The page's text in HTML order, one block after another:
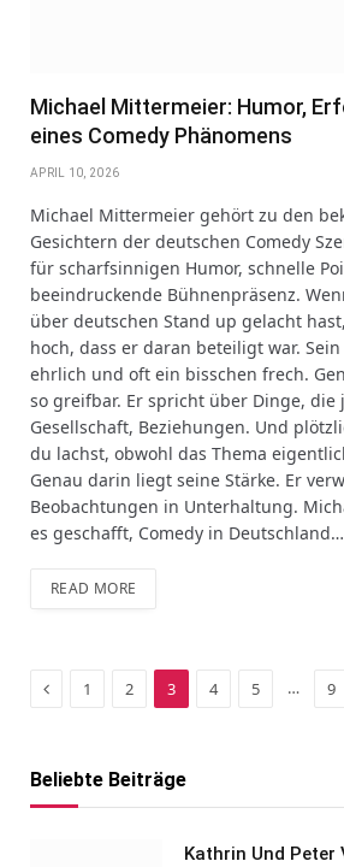
Michael Mittermeier: Humor,
eines Comedy Phänomens
APRIL 10, 2026
Michael Mittermeier gehört zu den
Gesichtern der deutschen Comedy
für scharfsinnigen Humor, schnelle
beeindruckende Bühnenpräsenz.
über deutschen Stand up gelacht
hoch, dass er daran beteiligt war.
ehrlich und oft ein bisschen frech.
so greifbar. Er spricht über Dinge, die
Gesellschaft, Beziehungen. Und
du lachst, obwohl das Thema
Genau darin liegt seine Stärke. Er
Beobachtungen in Unterhaltung.
es geschafft, Comedy in Deutschland…
READ MORE
Previous
1 2 3 4 5 … 9
Beliebte Beiträge
Kathrin Und Peter